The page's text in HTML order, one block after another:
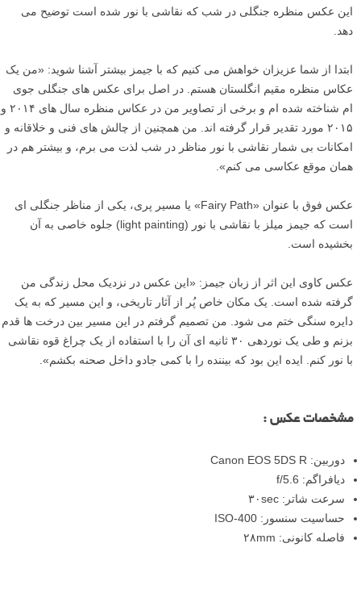
این عکس منظره جنگلی در شب که نقاشی با نور شده است توضیح می
دهد.
ابتدا از شما عزیزان خواهش می کنیم که با جیمز بیشتر آشنا شوید: «من یک
عکاس منظره مقیم انگلستان هستم. در اصل برای عکس های جنگلی جوی
ام شناخته شده ام و برخی از تصاویر من در عکاس منظره سال های ۲۰۱۴ و
۲۰۱۵ مورد تقدیر قرار گرفته اند. من همچنین از چالش های فنی و خلاقانه و
امکانات بی شمار نقاشی با نور مناظر در شب لذت می برم، و بیشتر هم در
همان موقع عکاسی می کنم».
عکس فوق با عنوان «Fairy Path» یا مسیر پری، یکی از مناظر جنگلی ای
است که جیمز میلز با نقاشی با نور (light painting) جلوه خاصی به آن
بخشیده است.
عکس کاوی این اثر از زبان جیمز: «این عکس در نزدیک محل زندگی من
گرفته شده است. یک مکان خاص پُر از آثار تاریخی، و این مسیر که به یک
دایره سنگی ختم می شود. من تصمیم گرفتم در این مسیر بین درخت ها قدم
بزنم و طی یک نوردهی ۳۰ ثانیه ای آن را با استفاده از یک چراغ قوه نقاشی
با نور کنم. ایده این بود که بیننده را با کمی جادو داخل صحنه بکشم».
مشخصات عکس :
دوربین: Canon EOS 5DS R
دیافراگم: f/5.6
سرعت شاتر: ۳۰sec
حساسیت سنسور: ISO-400
فاصله کانونی: ۲۸mm